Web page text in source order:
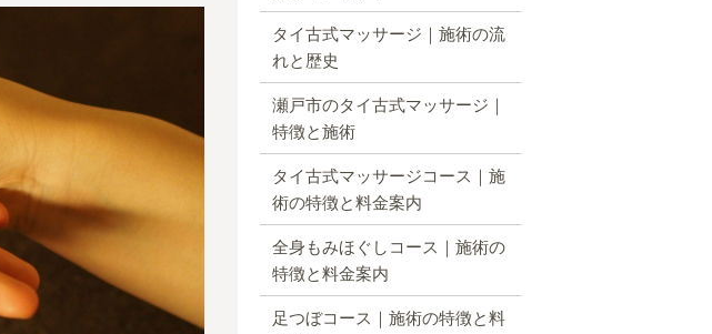
タイ古式マッサージ｜施術の流
れと歴史
瀬戸市のタイ古式マッサージ｜
特徴と施術
タイ古式マッサージコース｜施
術の特徴と料金案内
全身もみほぐしコース｜施術の
特徴と料金案内
足つぼコース｜施術の特徴と料